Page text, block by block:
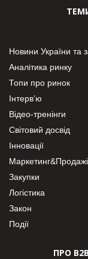
Новини України та
Аналітика ринку
Топи про ринок
Інтерв’ю
Відео-тренінги
Світовий досвід
Інновації
Маркетинг&Продажі
Закупки
Логістика
Закон
Події
ПРО